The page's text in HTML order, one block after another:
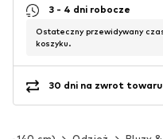
3 - 4 dni robocze
Ostateczny przewidywany
koszyku.
30 dni na zwrot towaru